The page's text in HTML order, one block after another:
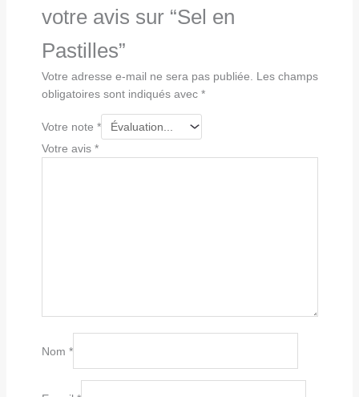
votre avis sur “Sel en
Pastilles”
Votre adresse e-mail ne sera pas publiée. Les champs
obligatoires sont indiqués avec *
Votre note *
Votre avis *
Nom *